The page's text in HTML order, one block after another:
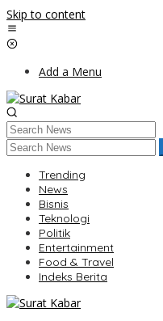
Skip to content
Add a Menu
Trending
News
Bisnis
Teknologi
Politik
Entertainment
Food & Travel
Indeks Berita